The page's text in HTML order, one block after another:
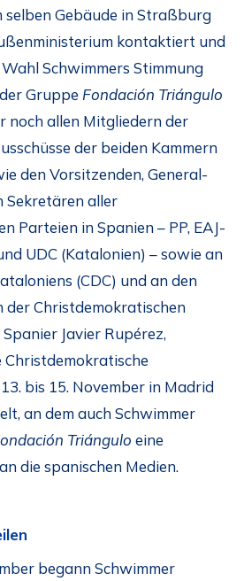
selben Gebäude in Straßburg
kontaktiert und
Schwimmers Stimmung
Gruppe Fondación Triángulo
noch allen Mitgliedern der
der beiden Kammern
den Vorsitzenden, General-
Sekretären aller
Parteien in Spanien – PP, EAJ-
UDC (Katalonien) – sowie an
(CDC) und an den
der Christdemokratischen
Javier Rupérez,
Christdemokratische
bis 15. November in Madrid
an dem auch Schwimmer
Triángulo eine
die spanischen Medien.
begann Schwimmer